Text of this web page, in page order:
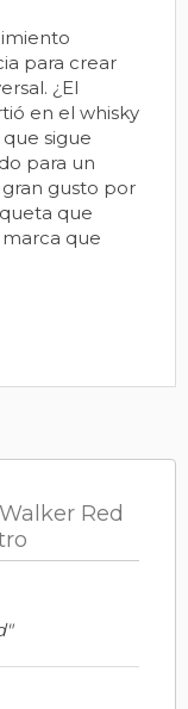
para crear
¿El
en el whisky
sigue
para un
gusto por
que
que
Red